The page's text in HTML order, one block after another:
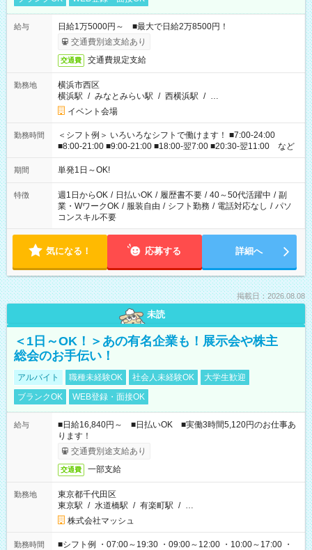
給与
日給1万5000円～ ■最大で日給2万8500円！
交通費別途支給あり
交通費 交通費規定支給
勤務地
横浜市西区
横浜駅 / みなとみらい駅 / 西横浜駅 / …
イベント会場
勤務時間
＜シフト例＞ いろいろなシフトで働けます！ ■7:00-24:00
■8:00-21:00 ■9:00-21:00 ■18:00-翌7:00 ■20:30-翌11:00 など
期間 単発1日～OK!
特徴 週1日からOK / 日払いOK / 履歴書不要 / 40～50代活躍中 / 副
業・WワークOK / 服装自由 / シフト勤務 / 電話対応なし / パソ
コンスキル不要
気になる！ 応募する 詳細へ
掲載日：2026.08.08
未読
＜1日～OK！＞あの有名企業も！展示会や株主
総会のお手伝い！
アルバイト 職種未経験OK 社会人未経験OK
大学生歓迎
ブランクOK
WEB登録・面接OK
給与
■日給16,840円～ ■日払いOK ■実働3時間5,120円のお仕事あ
ります！
交通費別途支給あり
交通費 一部支給
勤務地
東京都千代田区
東京駅 / 水道橋駅 / 有楽町駅 / …
株式会社マッシュ
勤務時間
■シフト例 ・07:00～19:30 ・09:00～12:00 ・10:00～17:00 ・